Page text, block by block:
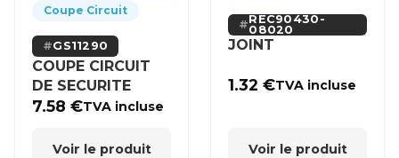
Coupe Circuit
GS11290
COUPE CIRCUIT
DE SECURITE
7.58€TVA incluse
Voir le produit
REC90430-
08020
JOINT
1.32€TVA incluse
Voir le produit